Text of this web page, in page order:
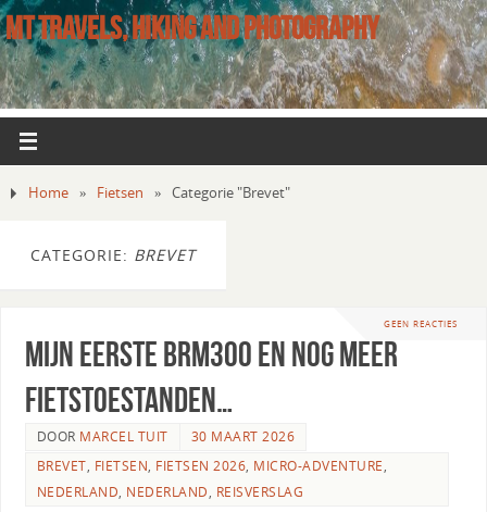
MT TRAVELS, HIKING AND PHOTOGRAPHY
Home » Fietsen » Categorie "Brevet"
CATEGORIE: BREVET
GEEN REACTIES
Mijn eerste BRM300 en nog meer
fietstoestanden…
DOOR MARCEL TUIT
30 MAART 2026
BREVET, FIETSEN, FIETSEN 2026, MICRO-ADVENTURE,
NEDERLAND, NEDERLAND, REISVERSLAG